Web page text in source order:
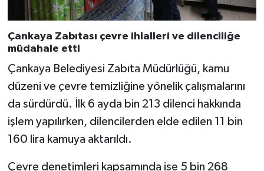
Çankaya Zabıtası çevre ihlalleri ve dilenciliğe
müdahale etti
Çankaya Belediyesi Zabıta Müdürlüğü, kamu
düzeni ve çevre temizliğine yönelik çalışmalarını
da sürdürdü. İlk 6 ayda bin 213 dilenci hakkında
işlem yapılırken, dilencilerden elde edilen 11 bin
160 lira kamuya aktarıldı.
Çevre denetimleri kapsamında ise 5 bin 268